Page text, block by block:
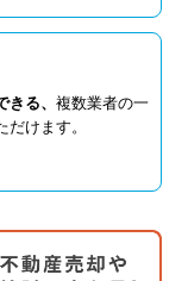
きる、複数業者の一
けます。